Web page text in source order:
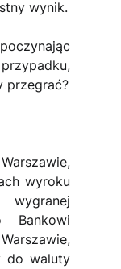
wynik.
przegrać?
wyroku
Bankowi
do waluty